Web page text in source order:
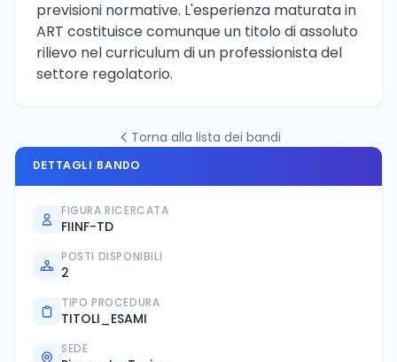
previsioni normative. L'esperienza maturata in
ART costituisce comunque un titolo di assoluto
rilievo nel curriculum di un professionista del
settore regolatorio.
Torna alla lista dei bandi
DETTAGLI BANDO
FIGURA RICERCATA
FIINF-TD
POSTI DISPONIBILI
2
TIPO PROCEDURA
TITOLI_ESAMI
SEDE